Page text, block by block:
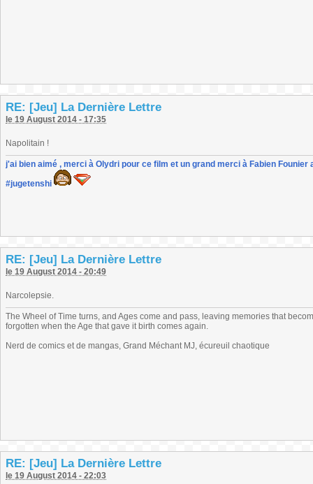
RE: [Jeu] La Dernière Lettre
le 19 August 2014 - 17:35
Napolitain !
j'ai bien aimé , merci à Olydri pour ce film et un grand merci à Fabien
#jugetenshi
RE: [Jeu] La Dernière Lettre
le 19 August 2014 - 20:49
Narcolepsie.
The Wheel of Time turns, and Ages come and pass, leaving memories that
forgotten when the Age that gave it birth comes again.
Nerd de comics et de mangas, Grand Méchant MJ, écureuil chaotique
RE: [Jeu] La Dernière Lettre
le 19 August 2014 - 22:03